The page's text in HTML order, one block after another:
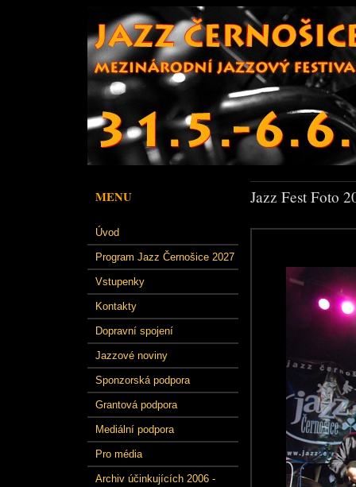
MENU
Úvod
Program Jazz Černošice 2027
Vstupenky
Kontakty
Dopravní spojení
Jazzové noviny
Sponzorská podpora
Grantová podpora
Mediální podpora
Pro média
Archiv účinkujících 2006 -
Jazz Fest Foto